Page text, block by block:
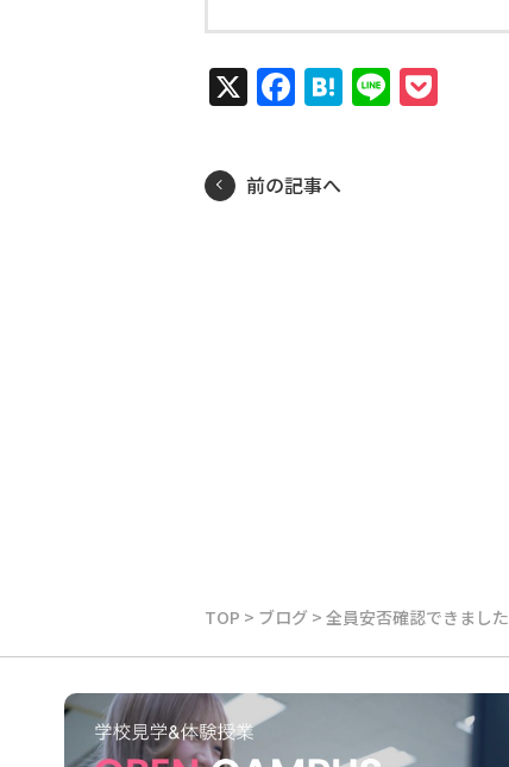
X Facebook
Hatena
Line
前の記事へ
TOP > ブログ > 全員安否確認できました